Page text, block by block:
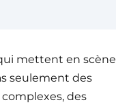
mettent en scène
seulement des
des